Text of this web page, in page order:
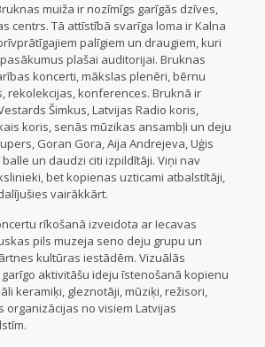
muiža ir nozīmīgs garīgās dzīves,
centrs. Tā attīstībā svarīga loma ir Kalna
palīgiem un draugiem, kuri
plašai auditorijai. Bruknas
koncerti, mākslas plenēri, bērnu
rekolekcijas, konferences. Bruknā ir
Šimkus, Latvijas Radio koris,
koris, senās mūzikas ansambļi un deju
Goran Gora, Aija Andrejeva, Uģis
un daudzi citi izpildītāji. Viņi nav
bet kopienas uzticami atbalstītāji,
vairākkārt.
rīkošanā izveidota ar Iecavas
pils muzeja seno deju grupu un
kultūras iestādēm. Vizuālās
aktivitāšu ideju īstenošanā kopienu
keramiķi, gleznotāji, mūziķi, režisori,
organizācijas no visiem Latvijas